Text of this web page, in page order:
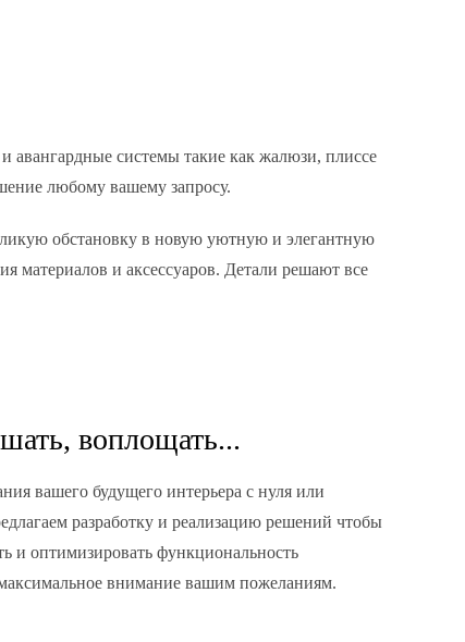
авангардные системы такие как жалюзи, плиссе
любому вашему запросу.
обстановку в новую уютную и элегантную
материалов и аксессуаров. Детали решают все
воплощать...
вашего будущего интерьера с нуля или
разработку и реализацию решений чтобы
и оптимизировать функциональность
внимание вашим пожеланиям.